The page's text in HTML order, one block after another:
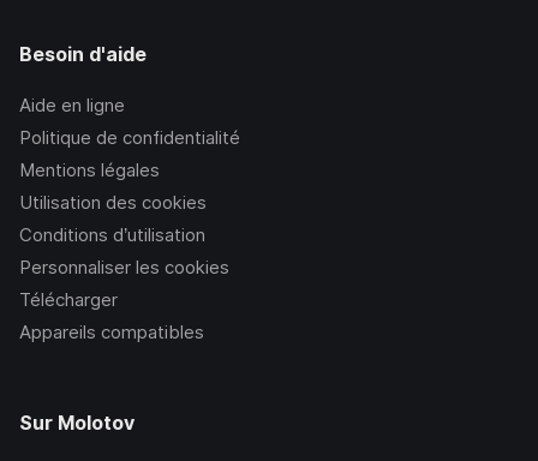
Besoin d'aide
Aide en ligne
Politique de confidentialité
Mentions légales
Utilisation des cookies
Conditions d’utilisation
Personnaliser les cookies
Télécharger
Appareils compatibles
Sur Molotov